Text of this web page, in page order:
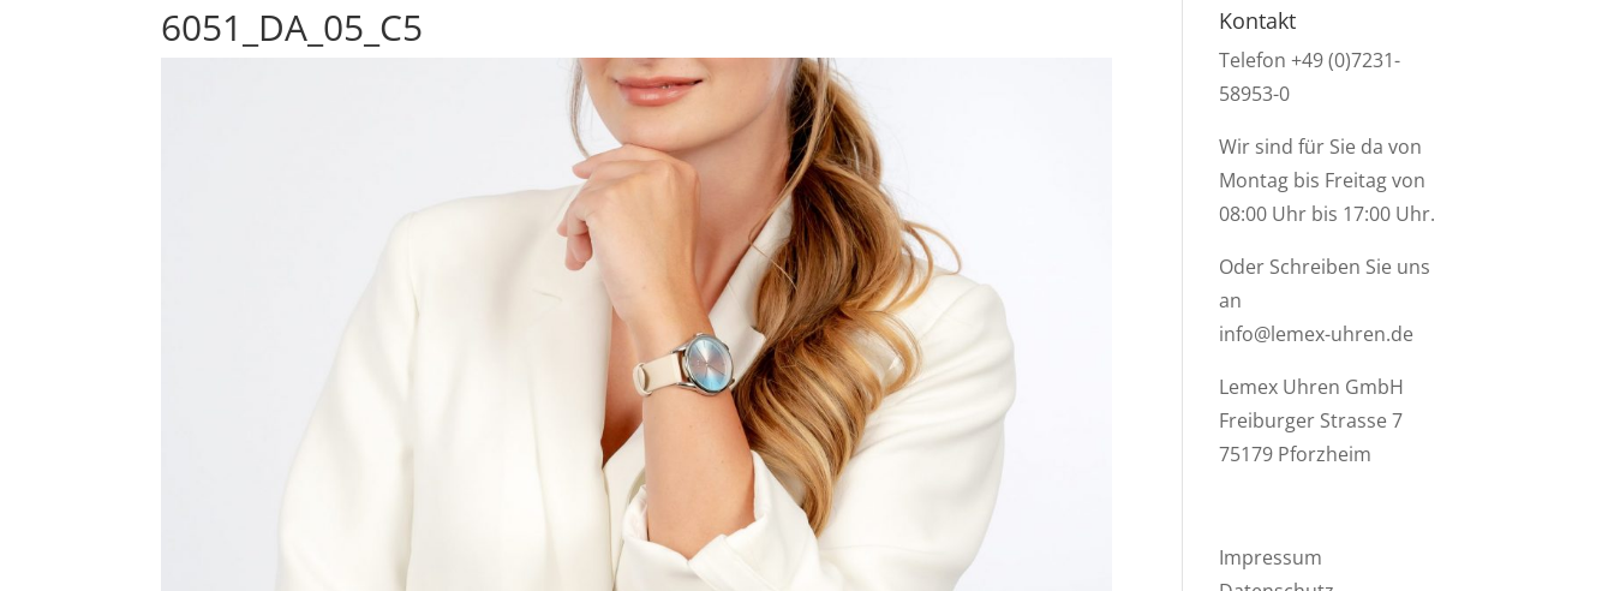
6051_DA_05_C5 Kontakt
Telefon +49 (0)7231-
58953-0
Wir sind für Sie da von
Montag bis Freitag von
08:00 Uhr bis 17:00 Uhr.
Oder Schreiben Sie uns
an
info@lemex-uhren.de
Lemex Uhren GmbH
Freiburger Strasse 7
75179 Pforzheim
Impressum